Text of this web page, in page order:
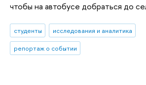
чтобы на автобусе добраться до
студенты
исследования и аналитика
репортаж о событии